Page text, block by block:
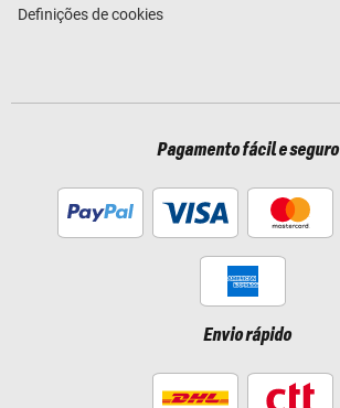
Definições de cookies
Pagamento fácil e seguro
Envio rápido